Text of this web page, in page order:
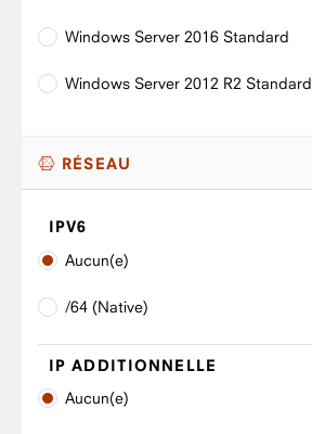
Windows Server 2016 Standard
Windows Server 2012 R2 Standard
RÉSEAU
IPV6
Aucun(e)
/64 (Native)
IP ADDITIONNELLE
Aucun(e)